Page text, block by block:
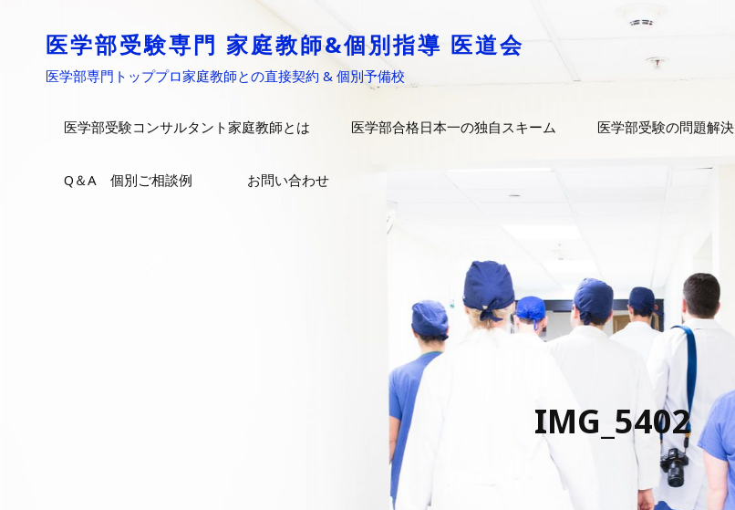
医学部受験専門 家庭教師&個別指導 医道会
医学部専門トッププロ家庭教師との直接契約 & 個別予備校
医学部受験コンサルタント家庭教師とは 医学部合格日本一の独自スキーム 医学部受験の問題解決
Q＆A 個別ご相談例 お問い合わせ
IMG_5402